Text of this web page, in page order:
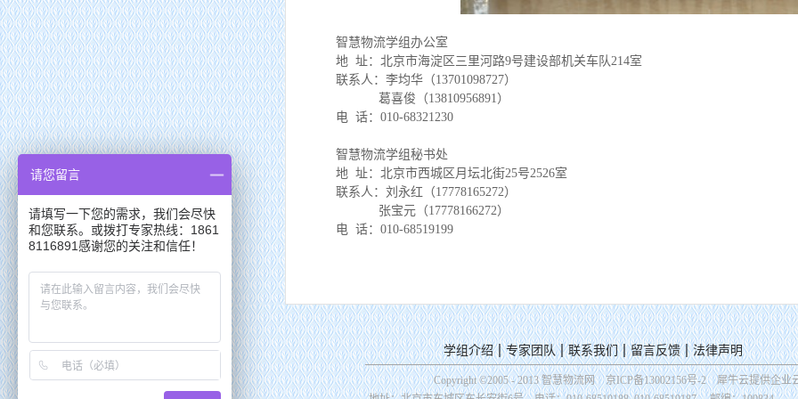
智慧物流学组办公室
地 址：北京市海淀区三里河路9号建设部机关车队214室
联系人：李均华（13701098727）
葛喜俊（13810956891）
电 话：010-68321230
智慧物流学组秘书处
地 址：北京市西城区月坛北街25号2526室
联系人：刘永红（17778165272）
张宝元（17778166272）
电 话：010-68519199
学组介绍 专家团队 联系我们 留言反馈 法律声明
Copyright ©2005 - 2013 智慧物流网 京ICP备13002156号-2 犀牛云提供企业
请您留言
请填写一下您的需求，我们会尽快
和您联系。或拨打专家热线：1861
8116891感谢您的关注和信任！